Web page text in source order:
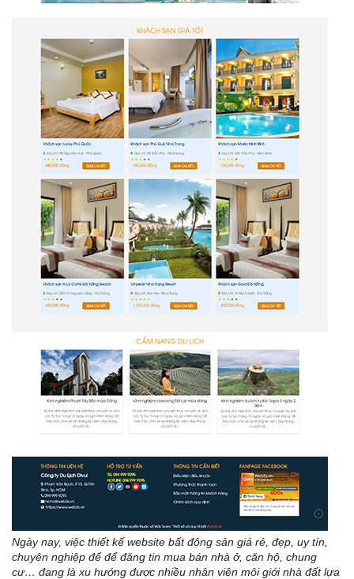
Ngày nay, việc thiết kế website bất động sản giá rẻ, đẹp, uy tín,
chuyên nghiệp để để đăng tin mua bán nhà ở, căn hộ, chung
cư… đang là xu hướng được nhiều nhân viên môi giới nhà đất lựa